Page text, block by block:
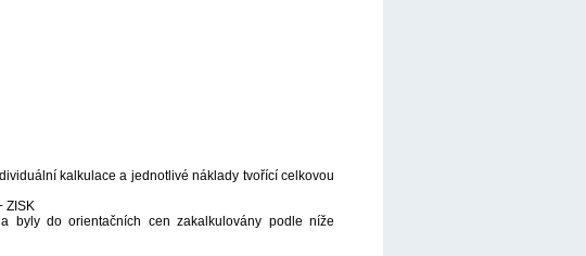
kalkulace a jednotlivé náklady tvořící celkovou
ZISK
byly do orientačních cen zakalkulovány podle níže